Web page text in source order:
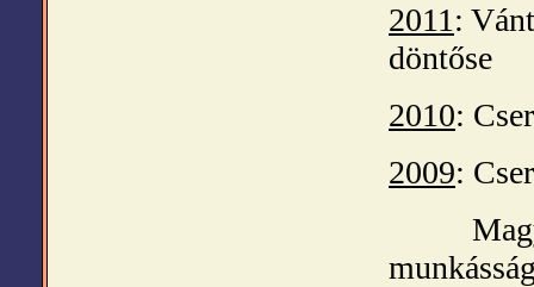
2011 :
2010:
2009: